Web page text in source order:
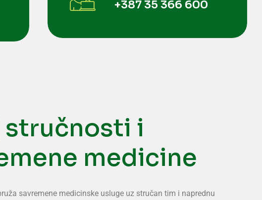
+387 35 366 600
stručnosti i
medicine
savremene medicinske usluge uz stručan tim i naprednu